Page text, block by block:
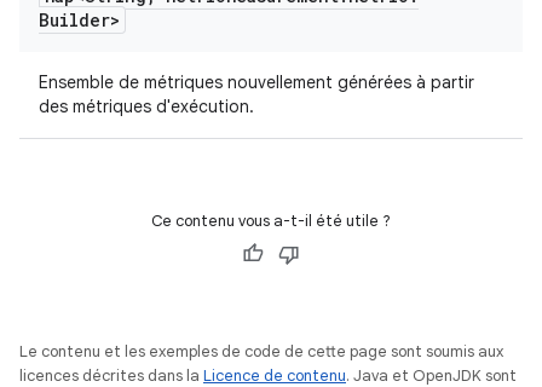
Builder>
Ensemble de métriques nouvellement générées à partir
des métriques d'exécution.
Ce contenu vous a-t-il été utile ?
Le contenu et les exemples de code de cette page sont soumis aux
licences décrites dans la Licence de contenu. Java et OpenJDK sont